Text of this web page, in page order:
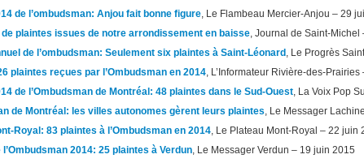
de l’ombudsman: Anjou fait bonne figure, Le Flambeau Mercier-Anjou – 29
de plaintes issues de notre arrondissement en baisse, Journal de Saint-Michel
de l’ombudsman: Seulement six plaintes à Saint-Léonard , Le Progrès
plaintes reçues par l’Ombudsman en 2014, L’Informateur Rivière-des-
de l’Ombudsman de Montréal: 48 plaintes dans le Sud-Ouest, La Voix Pop
de Montréal: les villes autonomes gèrent leurs plaintes, Le Messager
Royal: 83 plaintes à l’Ombudsman en 2014, Le Plateau Mont-Royal – 22 juin
l’Ombudsman 2014: 25 plaintes à Verdun, Le Messager Verdun – 19 juin 2015